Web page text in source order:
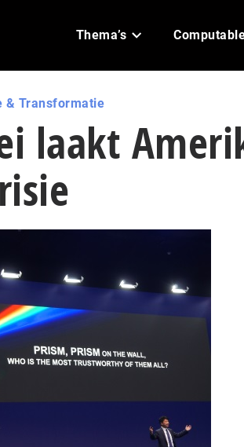
Thema’s
& Transformatie
laakt